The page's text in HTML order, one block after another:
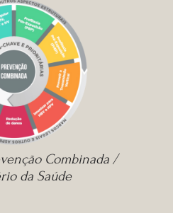
Combinada /
da Saúde